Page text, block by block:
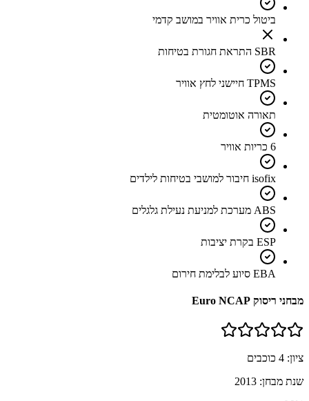
ביטול כרית אוויר במושב קדמי
SBR התראת חגורת בטיחות
TPMS חיישני לחץ אוויר
תאורה אוטומטית
6 כריות אוויר
isofix חיבור למושבי בטיחות לילדים
ABS מערכת למניעת נעילת גלגלים
ESP בקרת יציבות
EBA סיוע לבלימת חירום
מבחני ריסוק Euro NCAP
ציון: 4 כוכבים
שנת מבחן: 2013